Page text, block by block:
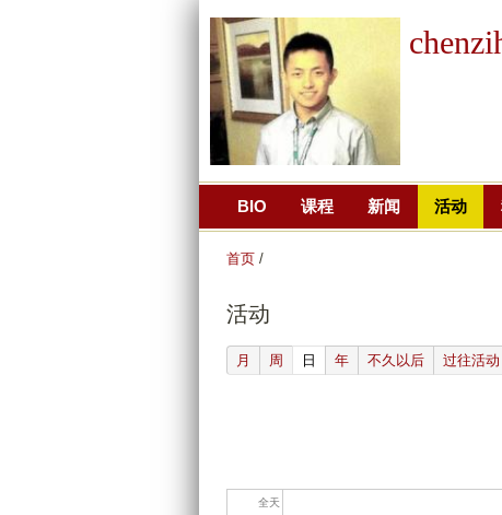
BIO 课程 新闻 活动
首页 /
活动
月 周 日 (active tab)
年 不久以后 过往活动
全天